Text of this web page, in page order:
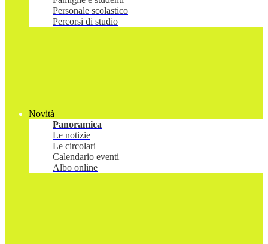
Personale scolastico
Percorsi di studio
Novità
Panoramica
Le notizie
Le circolari
Calendario eventi
Albo online